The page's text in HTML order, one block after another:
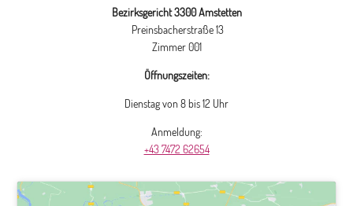
Bezirksgericht 3300 Amstetten
Preinsbacherstraße 13
Zimmer 001
Öffnungszeiten:
Dienstag von 8 bis 12 Uhr
Anmeldung:
+43 7472 62654